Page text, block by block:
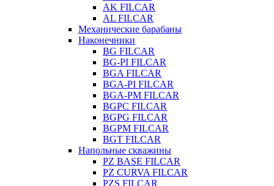
AK FILCAR
AL FILCAR
Механические барабаны
Наконечники
BG FILCAR
BG-PI FILCAR
BGA FILCAR
BGA-PI FILCAR
BGA-PM FILCAR
BGPC FILCAR
BGPG FILCAR
BGPM FILCAR
BGT FILCAR
Напольные скважины
PZ BASE FILCAR
PZ CURVA FILCAR
PZS FILCAR